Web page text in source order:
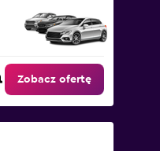
Zobacz ofertę